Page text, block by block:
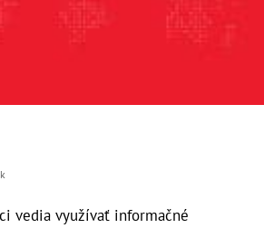
vedia využívať informačné